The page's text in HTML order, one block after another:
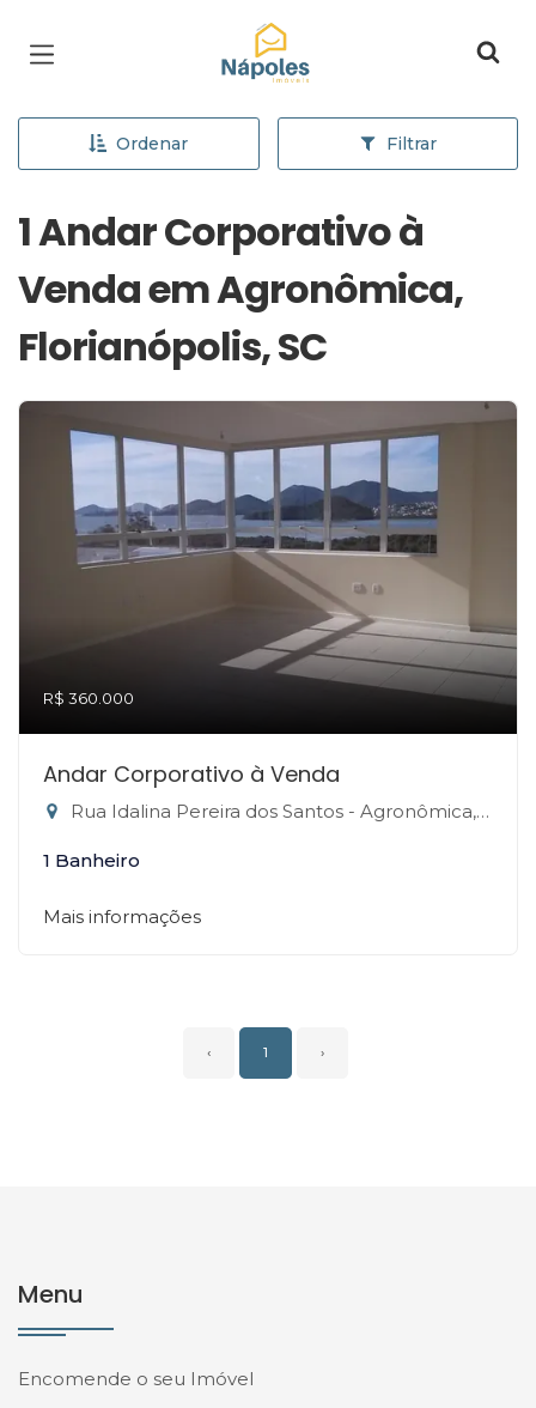
Página inicial
Ordenar Filtrar
1 Andar Corporativo à
Venda em Agronômica,
Florianópolis, SC
R$ 360.000
Andar Corporativo à Venda
Rua Idalina Pereira dos Santos - Agronômica, Florianópolis-SC
1 Banheiro
Mais informações
‹ 1 ›
Menu
Encomende o seu Imóvel